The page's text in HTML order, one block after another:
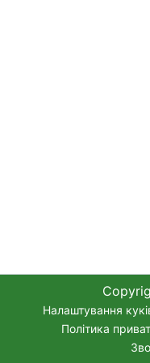
Налаштування
Політика